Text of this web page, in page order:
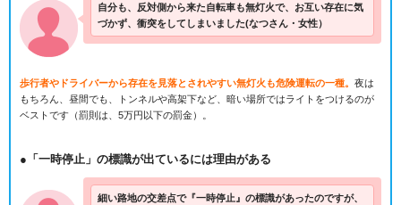
自分も、反対側から来た自転車も無灯火で、お互い存在に気
づかず、衝突をしてしまいました(なつさん・女性）
歩行者やドライバーから存在を見落とされやすい無灯火も危険運転の一種。 夜は
もちろん、昼間でも、トンネルや高架下など、暗い場所ではライトをつけるのが
ベストです（罰則は、5万円以下の罰金）。
●「一時停止」の標識が出ているには理由がある
細い路地の交差点で『一時停止』の標識があったのですが、